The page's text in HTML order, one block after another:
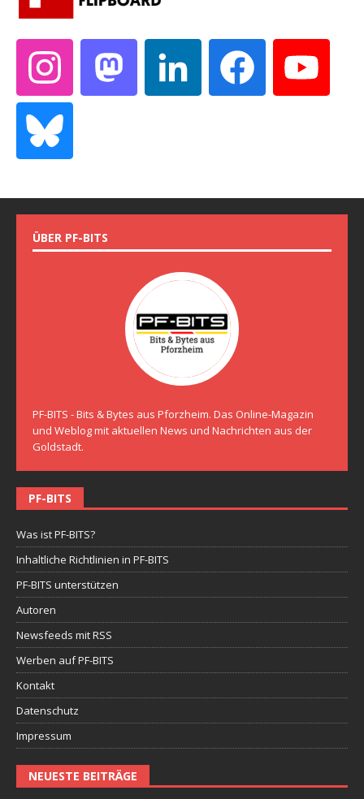
ÜBER PF-BITS
PF-BITS - Bits & Bytes aus Pforzheim. Das Online-Magazin
und Weblog mit aktuellen News und Nachrichten aus der
Goldstadt.
PF-BITS
Was ist PF-BITS?
Inhaltliche Richtlinien in PF-BITS
PF-BITS unterstützen
Autoren
Newsfeeds mit RSS
Werben auf PF-BITS
Kontakt
Datenschutz
Impressum
NEUESTE BEITRÄGE